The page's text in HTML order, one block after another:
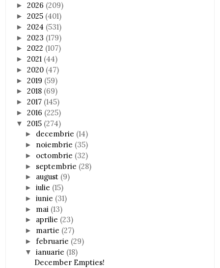
►2026 (209)
►2025 (401)
►2024 (531)
►2023 (179)
►2022 (107)
►2021 (44)
►2020 (47)
►2019 (59)
►2018 (69)
►2017 (145)
►2016 (225)
▼2015 (274)
► decembrie (14)
► noiembrie (35)
► octombrie (32)
► septembrie (28)
► august (9)
►iulie (15)
►iunie (31)
► mai (13)
► aprilie (23)
► martie (27)
►februarie (29)
▼ianuarie (18)
December Empties!